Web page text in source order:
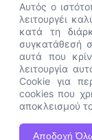
Η Ιστοσελίδα ΑνΑΔ
Apple Safari καθώς και
Αυτός ο
λειτουργέι
κατά τη
συγκατάθεσή
αυτά που
λειτουργία
Cookie για
cookies που
αποκλεισμού
Αποδοχή